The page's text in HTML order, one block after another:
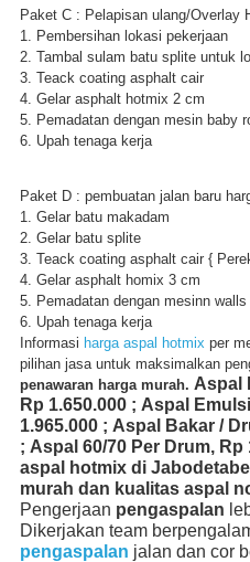
Paket C : Pelapisan ulang/Overlay
1. Pembersihan lokasi pekerjaan
2. Tambal sulam batu splite untuk
3. Teack coating asphalt cair
4. Gelar asphalt hotmix 2 cm
5. Pemadatan dengan mesin baby
6. Upah tenaga kerja
Paket D : pembuatan jalan baru
1. Gelar batu makadam
2. Gelar batu splite
3. Teack coating asphalt cair {
4. Gelar asphalt homix 3 cm
5. Pemadatan dengan mesinn walls
6. Upah tenaga kerja
Informasi harga aspal hotmix per
pilihan jasa untuk maksimalkan
penawaran harga murah. Aspal
Rp 1.650.000 ; Aspal
1.965.000 ; Aspal
Bakar /
; Aspal 60/70 Per Drum, Rp
aspal
hotmix di
murah dan kualitas aspal
Pengerjaan pengaspalan
Dikerjakan team
pengaspalan jalan dan cor